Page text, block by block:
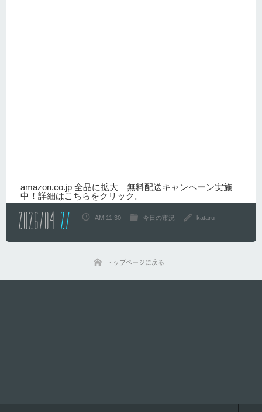
amazon.co.jp 全品に拡大 無料配送キャンペーン実施
中！詳細はこちらをクリック。
2026/04 27 AM 11:30 今日の市況 kataru
トップページに戻る